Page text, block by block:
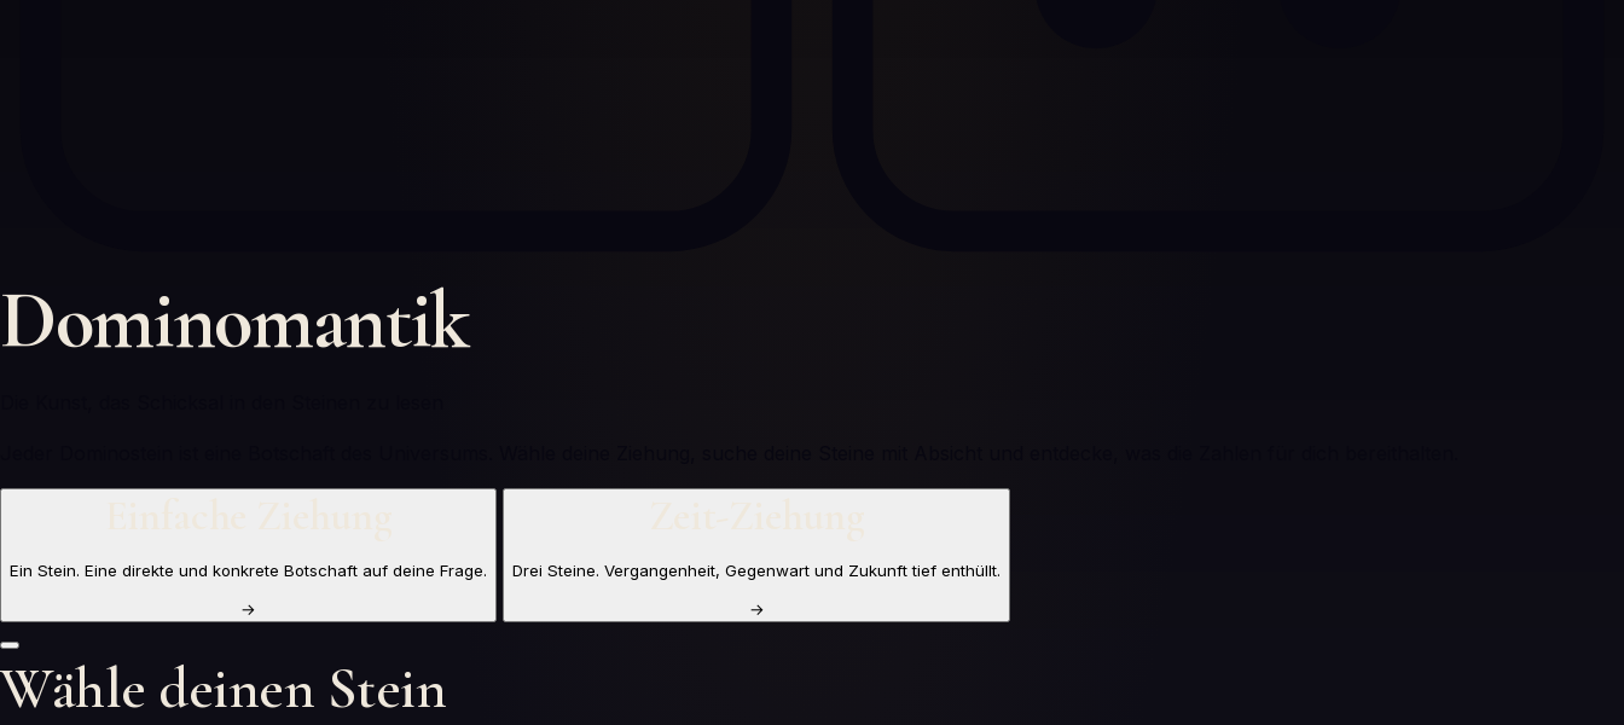
Dominomantik
Ein Stein. Eine direkte und konkrete Botschaft auf deine Frage.
→
Drei Steine. Vergangenheit, Gegenwart und Zukunft tief enthüllt.
→
Wähle deinen Stein